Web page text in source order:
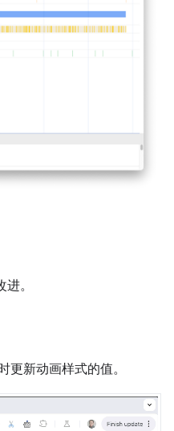
。
更新动画样式的值。